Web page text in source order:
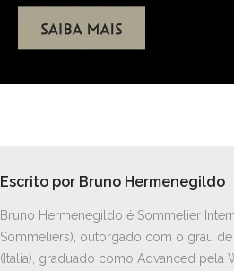
Escrito por Bruno Hermenegildo
Bruno Hermenegildo é Sommelier
Sommeliers), outorgado com o grau
(Itália), graduado como Advanced pela